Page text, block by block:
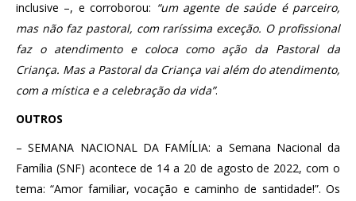
inclusive –, e corroborou: “um agente de saúde é parceiro,
mas não faz pastoral, com raríssima exceção. O profissional
faz o atendimento e coloca como ação da Pastoral da
Criança. Mas a Pastoral da Criança vai além do atendimento,
com a mística e a celebração da vida”.
OUTROS
– SEMANA NACIONAL DA FAMÍLIA: a Semana Nacional da
Família (SNF) acontece de 14 a 20 de agosto de 2022, com o
tema: “Amor familiar, vocação e caminho de santidade!”. Os